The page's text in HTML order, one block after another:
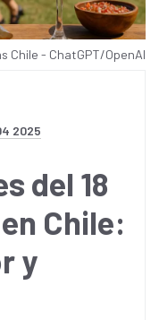
Chile - ChatGPT/OpenAI
2025
del 18
Chile:
y